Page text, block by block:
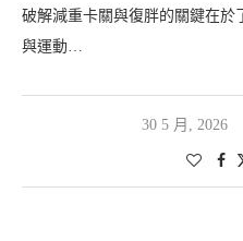
破解減重卡關與復胖的關鍵在於
與運動…
30 5 月, 2026